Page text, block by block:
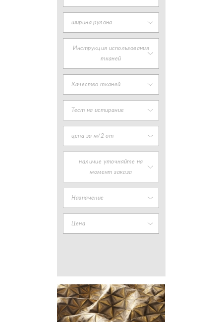
ширина рулона
Инструкция использования
тканей
Качество тканей
Тест на истирание
цена за м/2 от
наличие уточняйте на
момент заказа
Назначение
Цена